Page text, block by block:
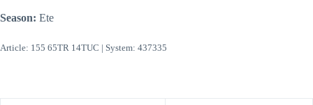
Season: Ete
Article: 155 65TR 14TUC | System: 437335